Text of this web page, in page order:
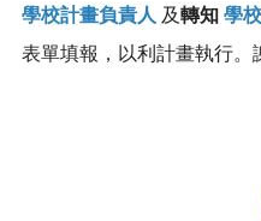
學校計畫負責人 及轉知學
表單填報，以利計畫執行。